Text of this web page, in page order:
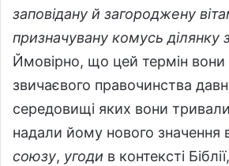
заповідану й загороджену
призначувану комусь ділянку
Ймовірно, що цей термін вони
звичаєвого правочинства
середовищі яких вони
надали йому нового значення
союзу, угоди в контексті